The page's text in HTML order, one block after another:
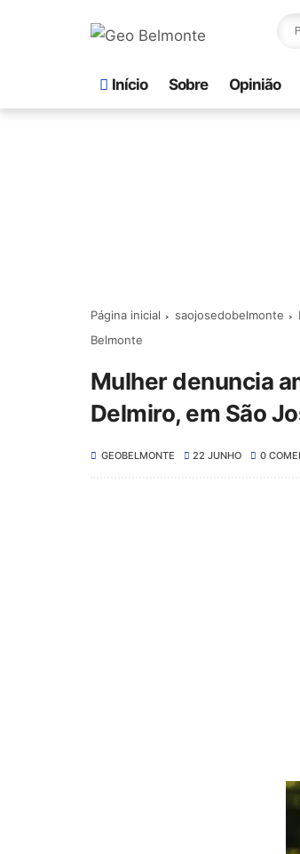
Início Sobre Opinião
Página inicial saojosedobelmonte
Belmonte
Mulher denuncia
Delmiro, em São
GEOBELMONTE 22 JUNHO 0